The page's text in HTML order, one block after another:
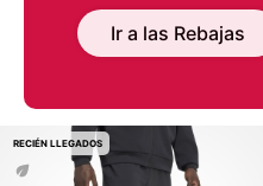
Ir a las Rebajas
RECIÉN LLEGADOS